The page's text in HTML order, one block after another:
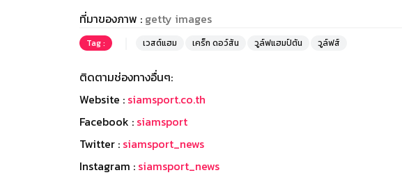
ที่มาของภาพ : getty images
Tag : เวสต์แฮม เคร็ก ดอว์สัน วูล์ฟแฮมป์ตัน วูล์ฟส์
ติดตามช่องทางอื่นๆ:
Website : siamsport.co.th
Facebook : siamsport
Twitter : siamsport_news
Instagram : siamsport_news